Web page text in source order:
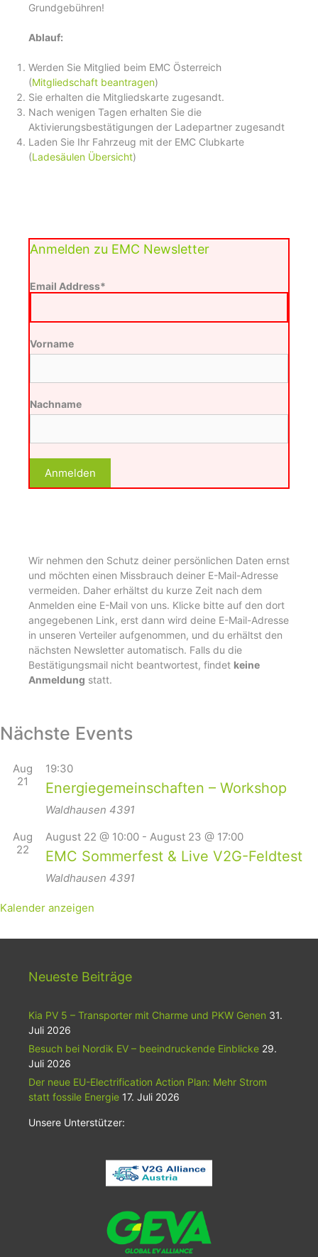
Grundgebühren!
Ablauf:
Werden Sie Mitglied beim EMC Österreich
(Mitgliedschaft beantragen)
Sie erhalten die Mitgliedskarte zugesandt.
Nach wenigen Tagen erhalten Sie die
Aktivierungsbestätigungen der Ladepartner zugesandt
Laden Sie Ihr Fahrzeug mit der EMC Clubkarte
(Ladesäulen Übersicht)
Anmelden zu EMC Newsletter
Email Address*
Vorname
Nachname
Wir nehmen den Schutz deiner persönlichen Daten ernst
und möchten einen Missbrauch deiner E-Mail-Adresse
vermeiden. Daher erhältst du kurze Zeit nach dem
Anmelden eine E-Mail von uns. Klicke bitte auf den dort
angegebenen Link, erst dann wird deine E-Mail-Adresse
in unseren Verteiler aufgenommen, und du erhältst den
nächsten Newsletter automatisch. Falls du die
Bestätigungsmail nicht beantwortest, findet keine
Anmeldung statt.
Nächste Events
Aug
21
19:30
Energiegemeinschaften – Workshop
Waldhausen 4391
Aug
22
August 22 @ 10:00 - August 23 @ 17:00
EMC Sommerfest & Live V2G-Feldtest
Waldhausen 4391
Kalender anzeigen
Neueste Beiträge
Kia PV 5 – Transporter mit Charme und PKW Genen 31.
Juli 2026
Besuch bei Nordik EV – beeindruckende Einblicke 29.
Juli 2026
Der neue EU-Electrification Action Plan: Mehr Strom
statt fossile Energie 17. Juli 2026
Unsere Unterstützer: